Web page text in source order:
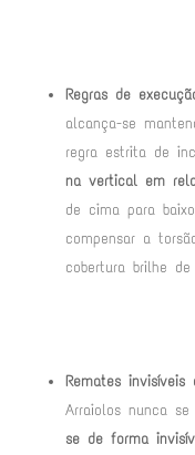
Regras de
alcança-se
regra estrita de
na vertical em
de cima para
compensar a
cobertura brilhe
Remates
Arraiolos nunca
se de forma